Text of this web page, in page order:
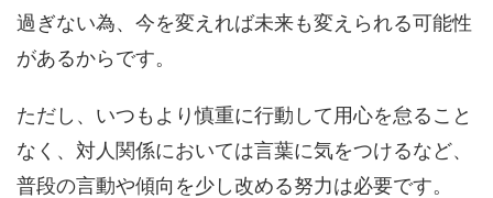
過ぎない為、今を変えれば未来も変えられる可能性
があるからです。
ただし、いつもより慎重に行動して用心を怠ること
なく、対人関係においては言葉に気をつけるなど、
普段の言動や傾向を少し改める努力は必要です。